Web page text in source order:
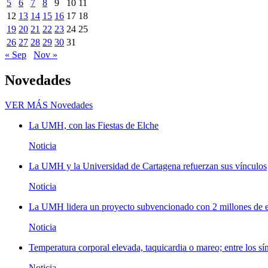
5
6 7 8 9 10 11
12 13 14 15 16 17 18
19 20 21 22 23 24 25
26 27 28 29 30 31
« Sep
Nov »
Novedades
VER MÁS Novedades
La UMH, con las Fiestas de Elche
Noticia
La UMH y la Universidad de Cartagena refuerzan sus vínculos
Noticia
La UMH lidera un proyecto subvencionado con 2 millones de
Noticia
Temperatura corporal elevada, taquicardia o mareo; entre los